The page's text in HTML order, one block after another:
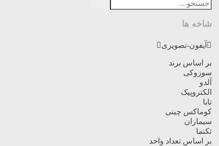
شاخه ها
آیفون-تصویری
بر اساس برند
سوزوکی
آلدو
الکتروپیک
تابا
کوماکس چینی
سیماران
تکنما
بر اساس تعداد واحد